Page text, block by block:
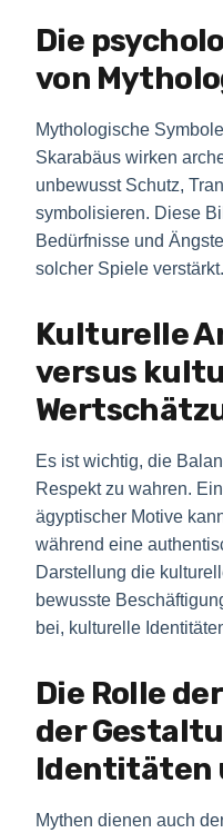
Die
von
Mythologische
Skarabäus wirken
unbewusst Schutz,
symbolisieren. Diese
Bedürfnisse und
solcher Spiele verstärkt.
Kulturelle
versus
Es ist wichtig, die
Respekt zu wahren.
ägyptischer Motive
während eine
Darstellung die
bewusste
bei, kulturelle
Die Rolle
der
Identitäten
Mythen dienen auch